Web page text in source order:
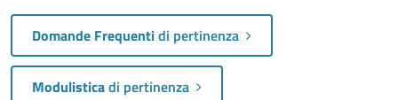
Domande Frequentidi pertinenza
Modulisticadi pertinenza